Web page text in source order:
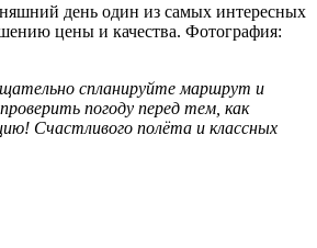
день один из самых интересных
цены и качества. Фотография:
спланируйте маршрут и
погоду перед тем, как
Счастливого полёта и классных